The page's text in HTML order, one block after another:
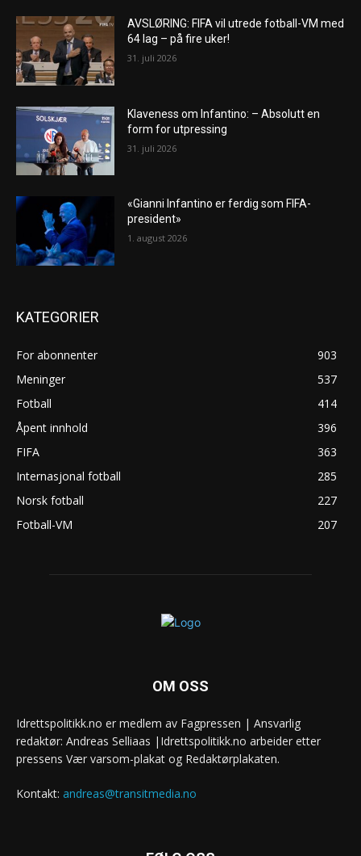
AVSLØRING: FIFA vil utrede fotball-VM med
64 lag – på fire uker!
31. juli 2026
Klaveness om Infantino: – Absolutt en
form for utpressing
31. juli 2026
«Gianni Infantino er ferdig som FIFA-
president»
1. august 2026
KATEGORIER
For abonnenter
903
Meninger
537
Fotball
414
Åpent innhold
396
FIFA
363
Internasjonal fotball
285
Norsk fotball
227
Fotball-VM
207
OM OSS
Idrettspolitikk.no er medlem av Fagpressen | Ansvarlig
redaktør: Andreas Selliaas |Idrettspolitikk.no arbeider etter
pressens Vær varsom-plakat og Redaktørplakaten.
Kontakt: andreas@transitmedia.no